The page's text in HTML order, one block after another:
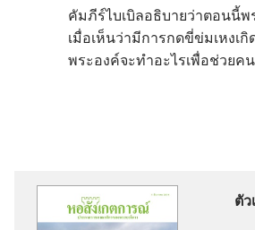
คัมภีร์ไบเบิลอธิบายว่าตอนนี้พ
เมื่อเห็นว่ามีการกดขี่ข่มเหงเ
พระองค์จะทำอะไรเพื่อช่วยค
ตั